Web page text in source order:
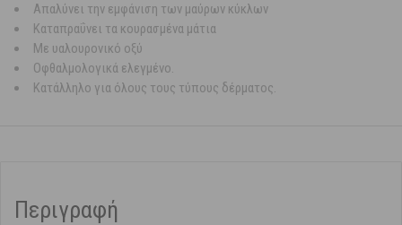
Απαλύνει την εμφάνιση των μαύρων κύκλων
Καταπραΰνει τα κουρασμένα μάτια
Με υαλουρονικό οξύ
Οφθαλμολογικά ελεγμένο.
Κατάλληλο για όλους τους τύπους δέρματος.
Περιγραφή